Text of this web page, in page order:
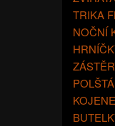
TRIKA
NOČNÍ